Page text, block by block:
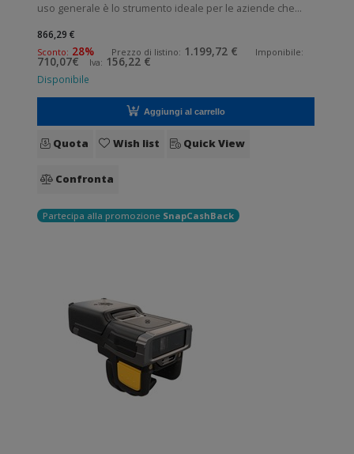
uso generale è lo strumento ideale per le aziende che
dei codici a barre. Lettura QrCode abilitata. Collegamento
wireless senza fili.
866,29 €
Sconto: 28% Prezzo di listino: 1.199,72 € Imponibile:
710,07€ Iva: 156,22 €
Disponibile
Aggiungi al carrello
Quota Wish list Quick View
Confronta
Partecipa alla promozione SnapCashBack